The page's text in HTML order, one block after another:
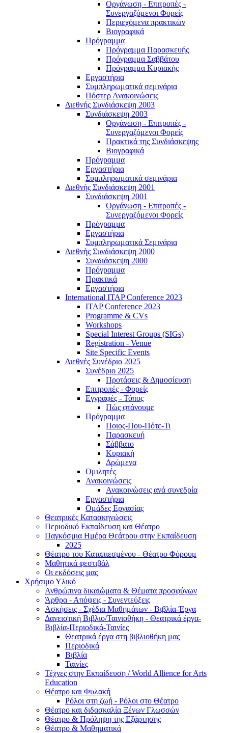
Οργάνωση - Επιτροπές -
Συνεργαζόμενοι Φορείς
Περιεχόμενα πρακτικών
Βιογραφικά
Πρόγραμμα
Πρόγραμμα Παρασκευής
Πρόγραμμα Σαββάτου
Πρόγραμμα Κυριακής
Εργαστήρια
Συμπληρωματικά σεμινάρια
Πόστερ Ανακοινώσεις
Διεθνής Συνδιάσκεψη 2003
Συνδιάσκεψη 2003
Οργάνωση - Επιτροπές -
Συνεργαζόμενοι Φορείς
Πρακτικά της Συνδιάσκεψης
Βιογραφικά
Πρόγραμμα
Εργαστήρια
Συμπληρωματικά σεμινάρια
Διεθνής Συνδιάσκεψη 2001
Συνδιάσκεψη 2001
Οργάνωση - Επιτροπές -
Συνεργαζόμενοι Φορείς
Πρόγραμμα
Εργαστήρια
Συμπληρωματικά Σεμινάρια
Διεθνής Συνδιάσκεψη 2000
Συνδιάσκεψη 2000
Πρόγραμμα
Πρακτικά
Εργαστήρια
International ITAP Conference 2023
ITAP Conference 2023
Programme & CVs
Workshops
Special Interest Groups (SIGs)
Registration - Venue
Site Specific Events
Διεθνές Συνέδριο 2025
Συνέδριο 2025
Προτάσεις & Δημοσίευση
Επιτροπές - Φορείς
Εγγραφές - Τόπος
Πώς φτάνουμε
Πρόγραμμα
Ποιος-Που-Πότε-Τι
Παρασκευή
Σάββατο
Κυριακή
Δρώμενα
Ομιλητές
Ανακοινώσεις
Ανακοινώσεις ανά συνεδρία
Εργαστήρια
Ομάδες Εργασίας
Θεατρικές Κατασκηνώσεις
Περιοδικό Εκπαίδευση και Θέατρο
Παγκόσμια Ημέρα Θεάτρου στην Εκπαίδευση
2025
Θέατρο του Καταπιεσμένου - Θέατρο Φόρουμ
Μαθητικά φεστιβάλ
Οι εκδόσεις μας
Χρήσιμο Υλικό
Ανθρώπινα δικαιώματα & Θέματα προσφύγων
Άρθρα - Απόψεις - Συνεντεύξεις
Ασκήσεις - Σχέδια Μαθημάτων - Βιβλία-Έργα
Δανειστική Βιβλιο/Ταινιοθήκη - Θεατρικά έργα-
Βιβλία-Περιοδικά-Ταινίες
Θεατρικά έργα στη βιβλιοθήκη μας
Περιοδικά
Βιβλία
Ταινίες
Τέχνες στην Εκπαίδευση / World Allience for Arts
Education
Θέατρο και Φυλακή
Ρόλοι στη ζωή - Ρόλοι στο Θέατρο
Θέατρο και διδασκαλία Ξένων Γλωσσών
Θέατρο & Πρόληψη της Εξάρτησης
Θέατρο & Μαθηματικά